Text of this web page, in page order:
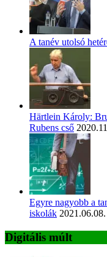
A tanév utolsó
Härtlein Károly:
Rubens cső
Egyre nagyobb a
iskolák 2021.06.08.
Digitális múlt